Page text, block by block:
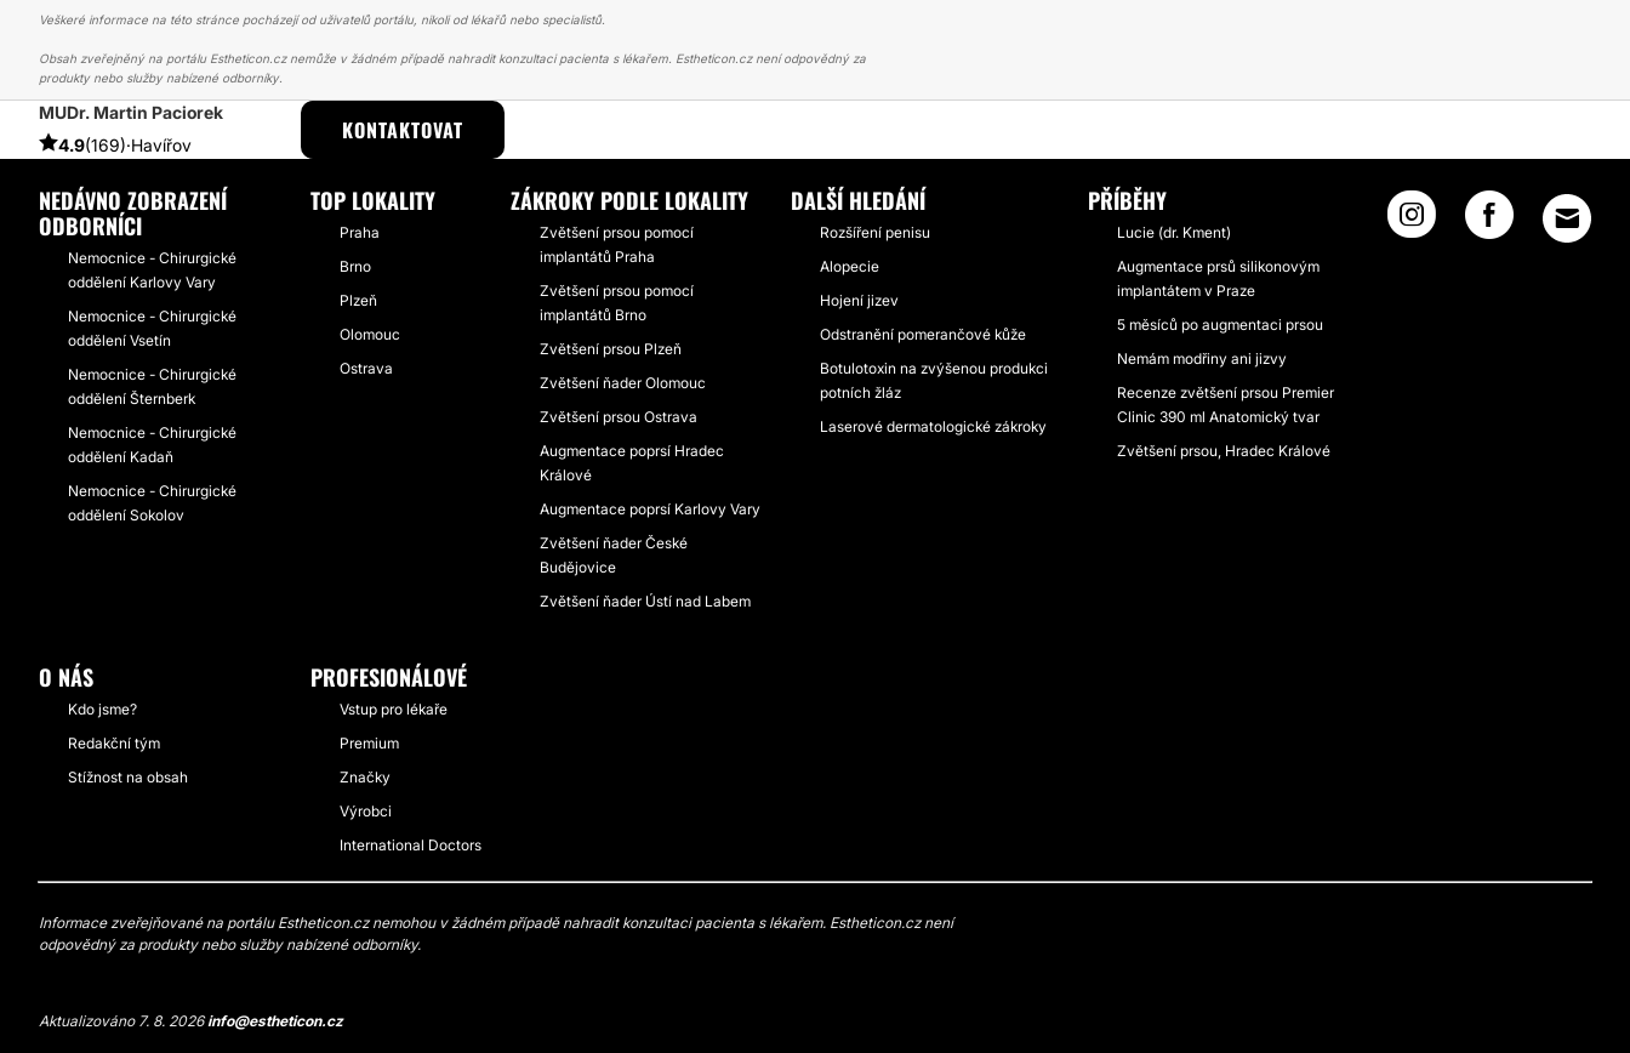
Veškeré informace na této stránce pocházejí od uživatelů portálu, nikoli od lékařů nebo specialistů.
Obsah zveřejněný na portálu Estheticon.cz nemůže v žádném případě nahradit konzultaci pacienta s lékařem. Estheticon.cz není odpovědný za
produkty nebo služby nabízené odborníky.
MUDr. Martin Paciorek
4.9(169)·Havířov
KONTAKTOVAT
ESTHETICON PŘÍBĚHY PŘÍBĚHY TÝKAJÍCÍ SE ZÁKROKU ZVĚTŠENÍ PRSOU
NEDÁVNO ZOBRAZENÍ
ODBORNÍCI
Nemocnice - Chirurgické
oddělení Karlovy Vary
Nemocnice - Chirurgické
oddělení Vsetín
Nemocnice - Chirurgické
oddělení Šternberk
Nemocnice - Chirurgické
oddělení Kadaň
Nemocnice - Chirurgické
oddělení Sokolov
TOP LOKALITY
Praha
Brno
Plzeň
Olomouc
Ostrava
ZÁKROKY PODLE LOKALITY
Zvětšení prsou pomocí
implantátů Praha
Zvětšení prsou pomocí
implantátů Brno
Zvětšení prsou Plzeň
Zvětšení ňader Olomouc
Zvětšení prsou Ostrava
Augmentace poprsí Hradec
Králové
Augmentace poprsí Karlovy Vary
Zvětšení ňader České
Budějovice
Zvětšení ňader Ústí nad Labem
DALŠÍ HLEDÁNÍ
Rozšíření penisu
Alopecie
Hojení jizev
Odstranění pomerančové kůže
Botulotoxin na zvýšenou produkci
potních žláz
Laserové dermatologické zákroky
PŘÍBĚHY
Lucie (dr. Kment)
Augmentace prsů silikonovým
implantátem v Praze
5 měsíců po augmentaci prsou
Nemám modřiny ani jizvy
Recenze zvětšení prsou Premier
Clinic 390 ml Anatomický tvar
Zvětšení prsou, Hradec Králové
O NÁS
Kdo jsme?
Redakční tým
Stížnost na obsah
PROFESIONÁLOVÉ
Vstup pro lékaře
Premium
Značky
Výrobci
International Doctors
Informace zveřejňované na portálu Estheticon.cz nemohou v žádném případě nahradit konzultaci pacienta s lékařem. Estheticon.cz není
odpovědný za produkty nebo služby nabízené odborníky.
Aktualizováno 7. 8. 2026info@estheticon.cz